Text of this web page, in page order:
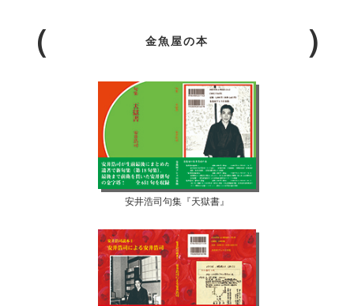
金魚屋の本
安井浩司句集『天獄書』